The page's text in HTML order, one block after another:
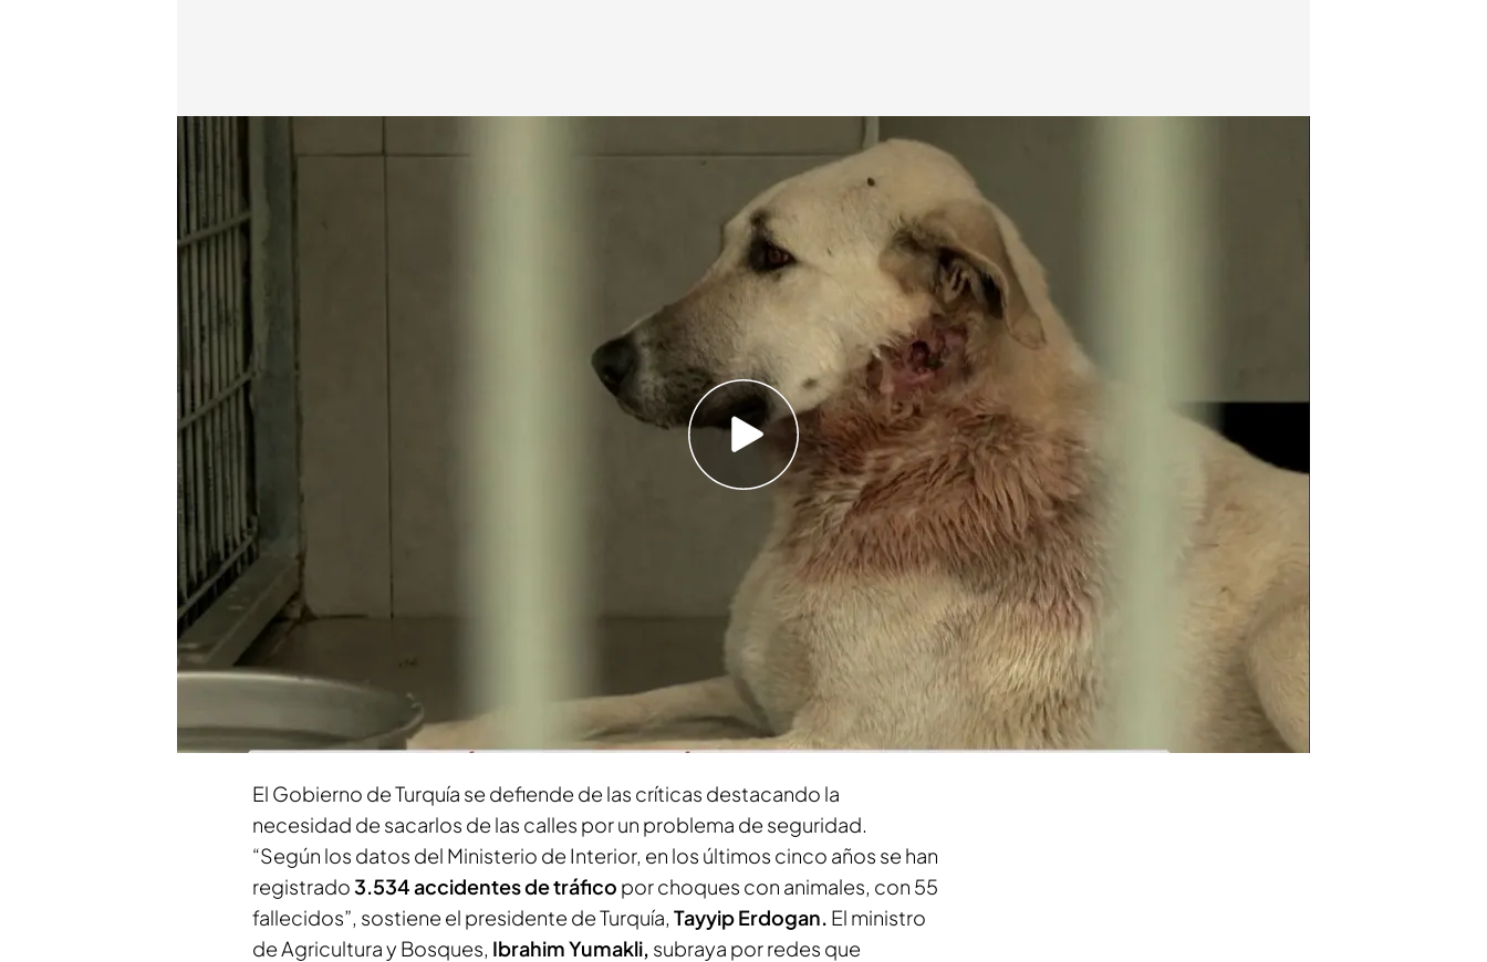
03 JUN 2024 - 21:15h.
El Gobierno señala que en los últimos cinco años se han registrado
3.534 accidentes de tráfico por choques con animales
La ley consiste en dejar 30 días para que sean adoptados y si no lo
consiguen se les aplicará la eutanasia
La medida ha desatado un intenso debate en el país con protestas
Compartir
Turquía quiere aprobar una nueva ley para a los
perros
abandonados
si no encuentran un hogar en 30 días. Esta iniciativa, según
el Gobierno turco, nace para controlar a los cuatro millones de animales
que vagan por las calles. La medida ha desatado un intenso debate en el
país con protestas y con el mundo de la cultura en contra.
El Gobierno de Turquía se defiende de las críticas destacando la
necesidad de sacarlos de las calles por un problema de seguridad.
“Según los datos del Ministerio de Interior, en los últimos cinco años se han
registrado3.534 accidentes de tráfico por choques con animales, con 55
fallecidos”, sostiene el presidente de Turquía, Tayyip Erdogan. El ministro
de Agricultura y Bosques, Ibrahim Yumakli, subraya por redes que